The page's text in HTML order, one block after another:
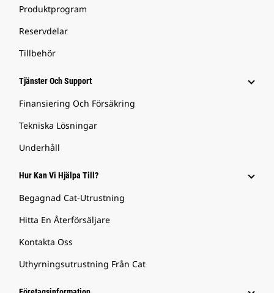
Produktprogram
Reservdelar
Tillbehör
Tjänster Och Support
Finansiering Och Försäkring
Tekniska Lösningar
Underhåll
Hur Kan Vi Hjälpa Till?
Begagnad Cat-Utrustning
Hitta En Återförsäljare
Kontakta Oss
Uthyrningsutrustning Från Cat